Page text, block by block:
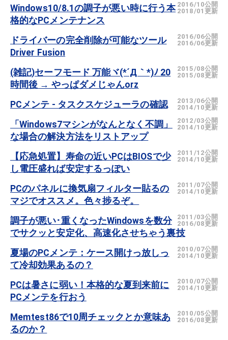
2016/10公開
2018/01更新
Windows10/8.1の調子が悪い時に行う本
格的なPCメンテナンス
2016/06公開
2016/06更新
ドライバーの完全削除が可能なツール
Driver Fusion
2015/08公開
2015/08更新
(雑記)セーフモード 万能ヾ(*´Д｀*)ﾉ 20
時間後 → やっぱダメじゃんorz
2013/06公開
2014/10更新
PCメンテ - タスクスケジューラの確認
2012/03公開
2014/10更新
「Windows7マシンがなんとなく不調」
な場合の解決方法をリストアップ
2011/12公開
2014/10更新
【応急処置】寿命の近いPCはBIOSで少
し電圧盛れば安定するっぽい
2011/07公開
2014/10更新
PCのパネルに換気扇フィルター貼るの
マジでオススメ。色々捗るぞ。
2011/03公開
2016/08更新
調子が悪い･重くなったWindowsを数分
でサクッと安定化、高速化させちゃう裏技
2010/07公開
2014/10更新
夏場のPCメンテ：ケース開けっ放しっ
て冷却効果あるの？
2010/07公開
2014/10更新
PCは暑さに弱い！本格的な夏到来前に
PCメンテを行おう
2010/05公開
2016/08更新
Memtest86で10周チェックとか意味あ
るのか？